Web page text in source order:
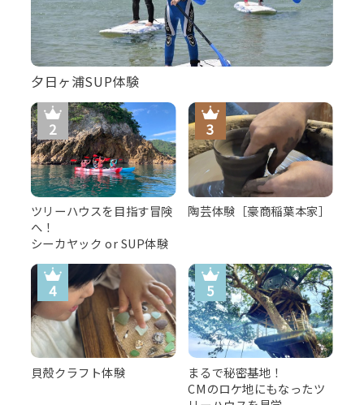
夕日ヶ浦SUP体験
ツリーハウスを目指す冒険
へ！
シーカヤック or SUP体験
陶芸体験［豪商稲葉本家］
貝殻クラフト体験
まるで秘密基地！
CMのロケ地にもなったツ